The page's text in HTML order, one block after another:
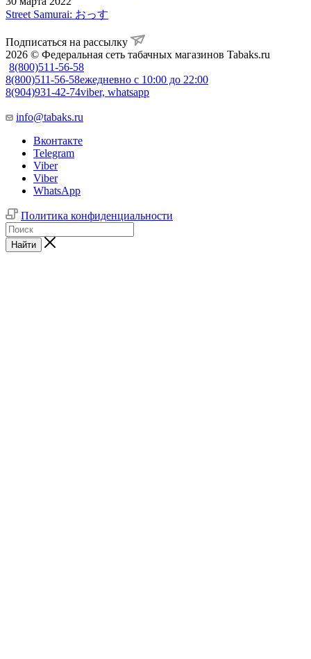
Street Samurai: おっす
Подписаться на рассылку
2026 © Федеральная сеть табачных магазинов Tabaks.ru
8(800)511-56-58
8(800)511-56-58ежедневно с 10:00 до 22:00
8(904)931-42-74viber, whatsapp
info@tabaks.ru
Вконтакте
Telegram
Viber
Viber
WhatsApp
Политика конфиденциальности
Найти